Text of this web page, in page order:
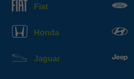
Fiat
Honda
Jaguar